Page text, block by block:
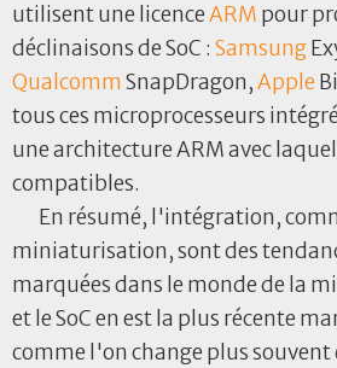
utilisent une licenceARM pour
déclinaisons de SoC : Samsung
QualcommSnapDragon,Apple
tous ces microprocesseurs
une architecture ARM avec
compatibles.
En résumé, l'intégration,
miniaturisation, sont des
marquées dans le monde de la
et le SoC en est la plus récente
comme l'on change plus souvent